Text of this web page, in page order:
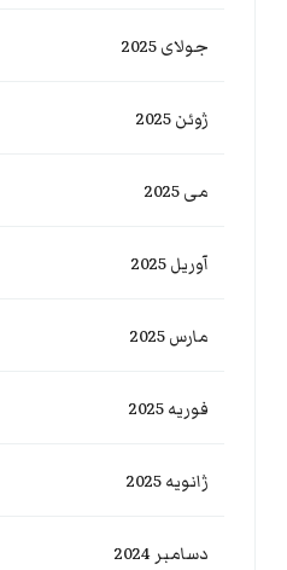
جولای 2025
ژوئن 2025
می 2025
آوریل 2025
مارس 2025
فوریه 2025
ژانویه 2025
دسامبر 2024